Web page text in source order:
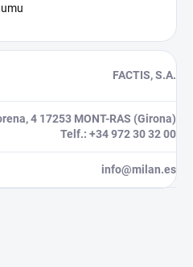
FACTIS, S.A.
4 17253 MONT-RAS (Girona)
Telf.: +34 972 30 32 00
info@milan.es